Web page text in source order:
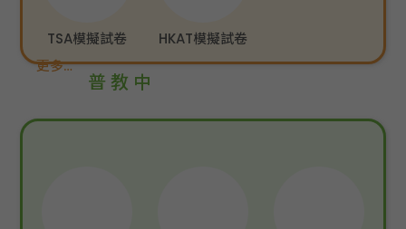
TSA模擬試卷
HKAT模擬試卷
更多…
普教中